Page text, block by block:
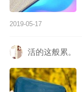
2019-05-17
活的这般累。